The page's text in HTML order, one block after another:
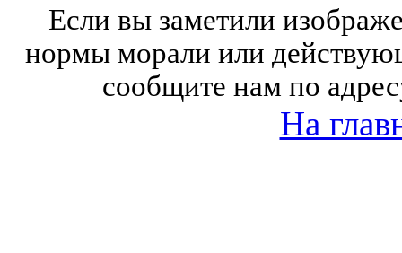
Если вы заметили
нормы морали или
сообщите нам по
На